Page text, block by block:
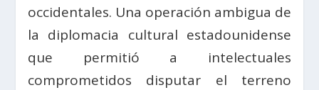
occidentales. Una operación ambigua de
la diplomacia cultural estadounidense
que permitió a intelectuales
comprometidos disputar el terreno